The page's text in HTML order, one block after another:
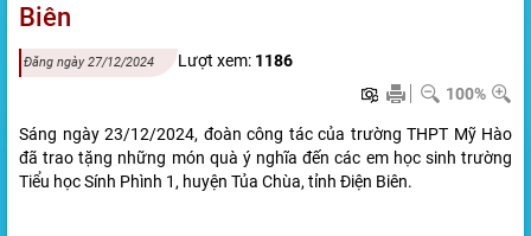
Biên
Đăng ngày 27/12/2024 Lượt xem: 1186
100%
Sáng ngày 23/12/2024, đoàn công tác của trường THPT Mỹ Hào
đã trao tặng những món quà ý nghĩa đến các em học sinh trường
Tiểu học Sính Phình 1, huyện Tủa Chùa, tỉnh Điện Biên.